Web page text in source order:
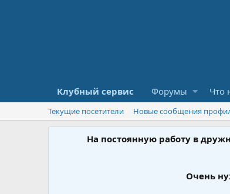
Клубный сервис Форумы Что
Текущие посетители Новые сообщения
На постоянную работу в
Очень